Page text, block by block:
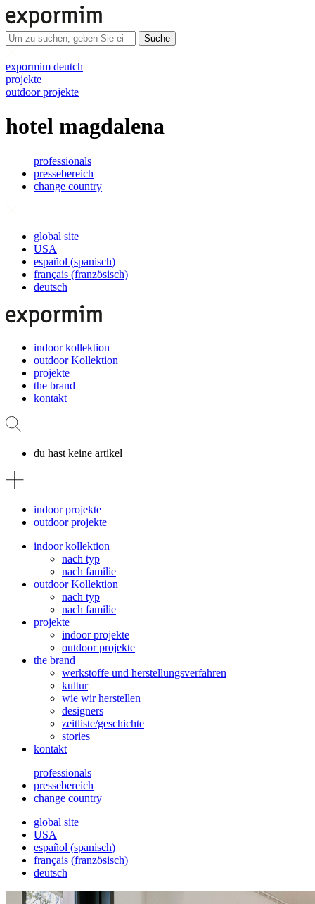
Suche
expormim deutch
projekte
outdoor projekte
hotel magdalena
professionals
pressebereich
change country
global site
USA
español (spanisch)
français (französisch)
deutsch
indoor kollektion
outdoor Kollektion
projekte
the brand
kontakt
du hast keine artikel
indoor projekte
outdoor projekte
indoor kollektion
nach typ
nach familie
outdoor Kollektion
nach typ
nach familie
projekte
indoor projekte
outdoor projekte
the brand
werkstoffe und herstellungsverfahren
kultur
wie wir herstellen
designers
zeitliste/geschichte
stories
kontakt
professionals
pressebereich
change country
global site
USA
español (spanisch)
français (französisch)
deutsch